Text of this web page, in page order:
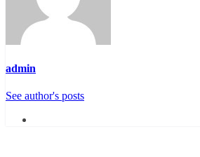
admin
See author's posts